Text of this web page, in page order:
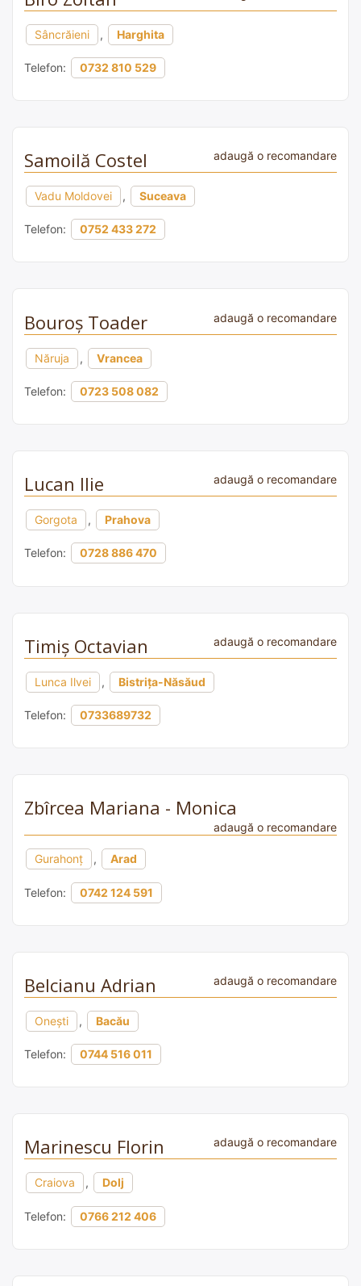
Sâncrăieni , Harghita
Telefon: 0732 810 529
Samoilă Costel adaugă o recomandare
Vadu Moldovei , Suceava
Telefon: 0752 433 272
Bouroș Toader adaugă o recomandare
Năruja , Vrancea
Telefon: 0723 508 082
Lucan Ilie adaugă o recomandare
Gorgota , Prahova
Telefon: 0728 886 470
Timiş Octavian adaugă o recomandare
Lunca Ilvei , Bistrița-Năsăud
Telefon: 0733689732
Zbîrcea Mariana - Monica
adaugă o recomandare
Gurahonț , Arad
Telefon: 0742 124 591
Belcianu Adrian adaugă o recomandare
Onești , Bacău
Telefon: 0744 516 011
Marinescu Florin adaugă o recomandare
Craiova , Dolj
Telefon: 0766 212 406